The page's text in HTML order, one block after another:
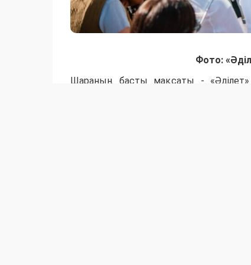
Фото:
Шараның басты мақсаты -